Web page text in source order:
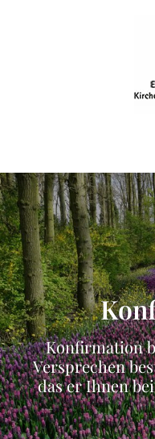
Konfirmation
Versprechen
das er Ihnen